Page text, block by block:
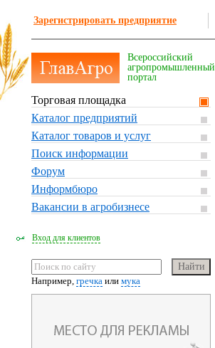
Зарегистрировать предприятие
Всероссийский
агропромышленный
портал
Торговая площадка
Каталог предприятий
Каталог товаров и услуг
Поиск информации
Форум
Информбюро
Вакансии в агробизнесе
Вход для клиентов
Например, гречка или мука